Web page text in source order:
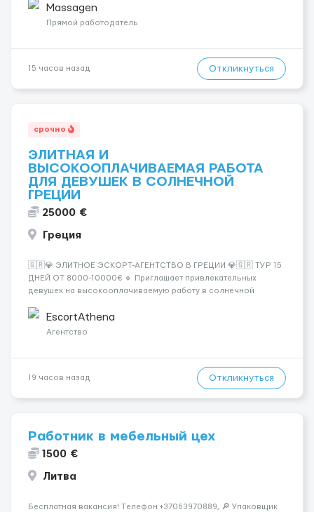
заработная плата 💚Мы гарантируем Наличие работы. Поток 💝
incall / Out...
Massagen
Прямой работодатель
15 часов назад Откликнуться
срочно
ЭЛИТНАЯ И
ВЫСОКООПЛАЧИВАЕМАЯ РАБОТА
ДЛЯ ДЕВУШЕК В СОЛНЕЧНОЙ
ГРЕЦИИ
25000 €
Греция
🇬🇷💎 ЭЛИТНОЕ ЭСКОРТ-АГЕНТСТВО В ГРЕЦИИ 💎🇬🇷 ТУР 15
ДНЕЙ ОТ 8000-10000€ 🔹 Приглашает привлекательных
девушек на высокооплачиваемую работу в солнечной
хорошие деньги 💶 — это предложение для тебя! 🔹
Требования: ✔️ Возраст от ...
EscortAthena
Агентство
19 часов назад Откликнуться
Работник в мебельный цех
1500 €
Литва
Бесплатная вакансия! Tелефон +37063970889, 🔎 Упаковщик